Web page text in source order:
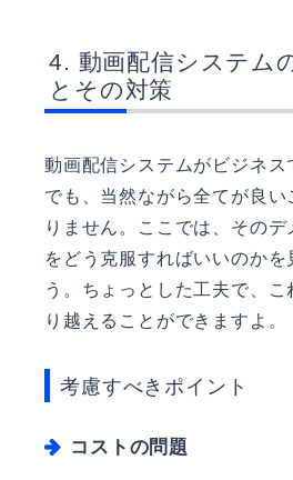
動画配信システム
とその対策
動画配信システムがビジネス
でも、当然ながら全てが良い
りません。ここでは、そのデ
をどう克服すればいいのかを
う。ちょっとした工夫で、
り越えることができますよ。
考慮すべきポイント
コストの問題